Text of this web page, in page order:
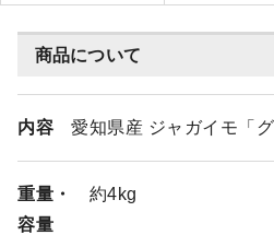
商品について
内容 愛知県産 ジャガイモ「
重量・
容量
約4kg